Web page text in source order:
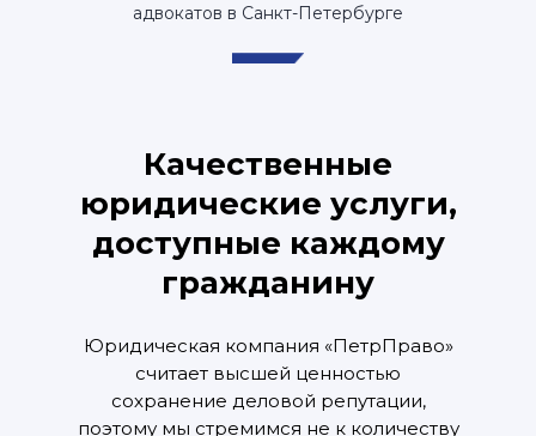
адвокатов в Санкт-Петербурге
Качественные
юридические услуги,
доступные каждому
гражданину
Юридическая компания «ПетрПраво»
считает высшей ценностью
сохранение деловой репутации,
поэтому мы стремимся не к количеству